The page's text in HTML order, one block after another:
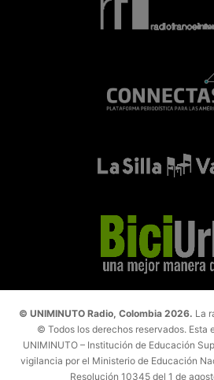
© UNIMINUTO Radio, Colombia 2026. La
© Todos los derechos reservados. Esta
UNIMINUTO – Institución de Educación
vigilancia por el Ministerio de Educación
Resolución 10345 del 1 de